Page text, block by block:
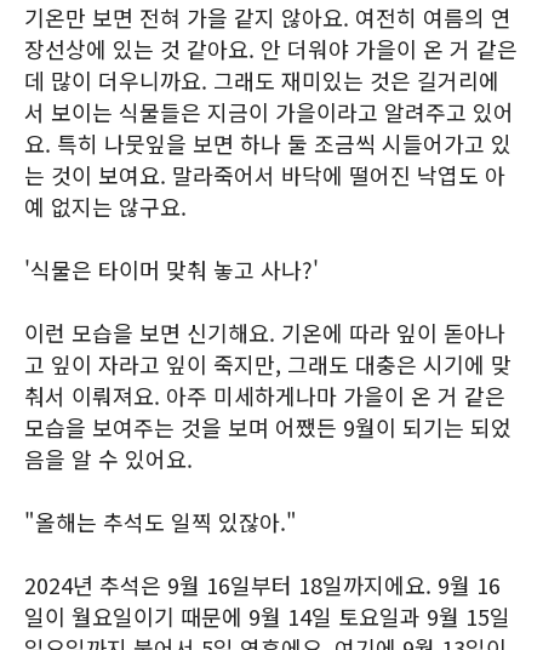
기온만 보면 전혀 가을 같지 않아요. 여전히 여름의 연
장선상에 있는 것 같아요. 안 더워야 가을이 온 거 같은
데 많이 더우니까요. 그래도 재미있는 것은 길거리에
서 보이는 식물들은 지금이 가을이라고 알려주고 있어
요. 특히 나뭇잎을 보면 하나 둘 조금씩 시들어가고 있
는 것이 보여요. 말라죽어서 바닥에 떨어진 낙엽도 아
예 없지는 않구요.
'식물은 타이머 맞춰 놓고 사나?'
이런 모습을 보면 신기해요. 기온에 따라 잎이 돋아나
고 잎이 자라고 잎이 죽지만, 그래도 대충은 시기에 맞
춰서 이뤄져요. 아주 미세하게나마 가을이 온 거 같은
모습을 보여주는 것을 보며 어쨌든 9월이 되기는 되었
음을 알 수 있어요.
"올해는 추석도 일찍 있잖아."
2024년 추석은 9월 16일부터 18일까지에요. 9월 16
일이 월요일이기 때문에 9월 14일 토요일과 9월 15일